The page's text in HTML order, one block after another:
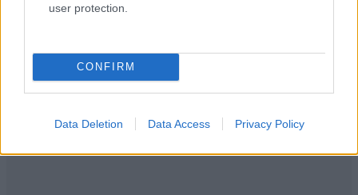
user protection.
CONFIRM
Data Deletion Data Access Privacy Policy